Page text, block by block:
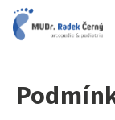
Přejít
obsah